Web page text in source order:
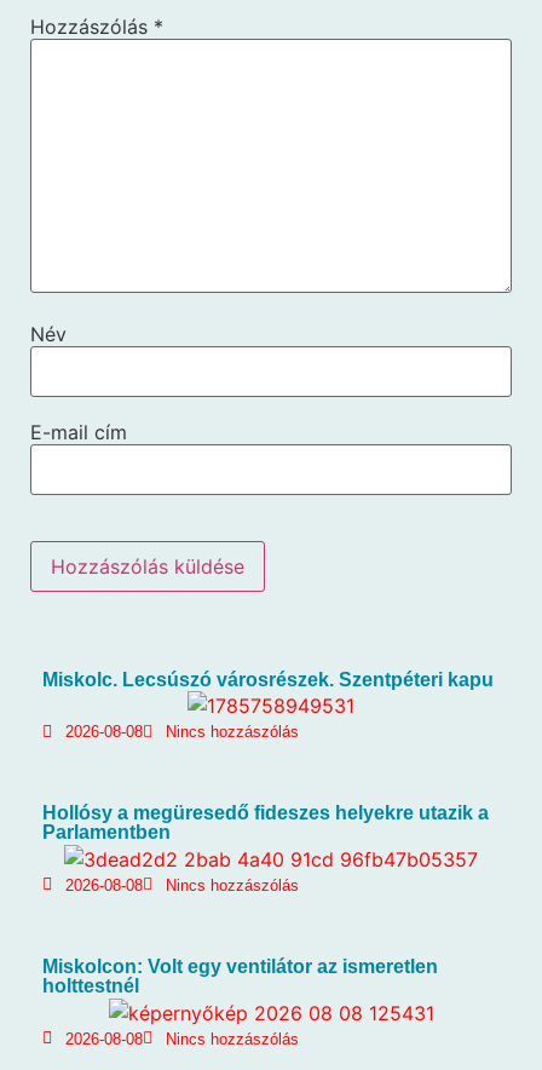
Hozzászólás *
Név
E-mail cím
Miskolc. Lecsúszó városrészek. Szentpéteri kapu
2026-08-08 Nincs hozzászólás
Hollósy a megüresedő fideszes helyekre utazik a
Parlamentben
2026-08-08 Nincs hozzászólás
Miskolcon: Volt egy ventilátor az ismeretlen
holttestnél
2026-08-08 Nincs hozzászólás